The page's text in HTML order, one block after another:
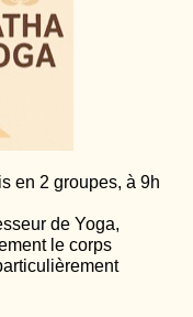
en 2 groupes, à 9h
de Yoga,
le corps